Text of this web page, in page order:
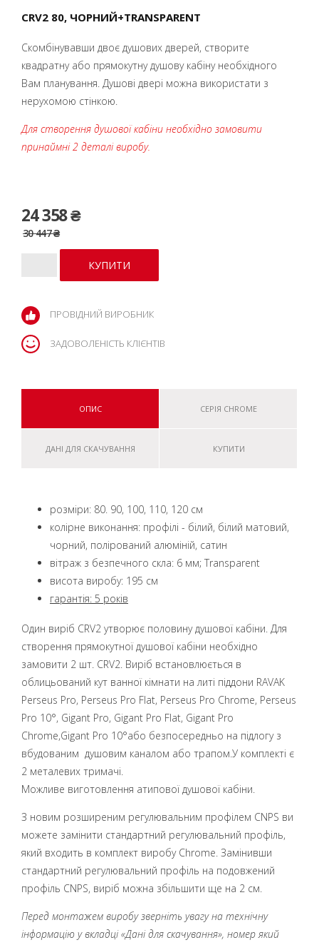
CRV2 80, ЧОРНИЙ+TRANSPARENT
Скомбінувавши двоє душових дверей, створите
квадратну або прямокутну душову кабіну необхідного
Вам планування. Душові двері можна використати з
нерухомою стінкою.
Для створення душової кабіни необхідно замовити
принаймні 2 деталі виробу.
24 358 ₴
30 447 ₴
ПРОВІДНИЙ ВИРОБНИК
ЗАДОВОЛЕНІСТЬ КЛІЄНТІВ
ОПИС СЕРІЯ CHROME
ДАНІ ДЛЯ СКАЧУВАННЯ КУПИТИ
розміри: 80. 90, 100, 110, 120 см
колірне виконання: профілі - білий, білий матовий,
чорний, полірований алюміній, сатин
вітраж з безпечного скла: 6 мм; Transparent
висота виробу: 195 см
гарантія: 5 років
Один виріб CRV2 утворює половину душової кабіни. Для
створення прямокутної душової кабіни необхідно
замовити 2 шт. CRV2. Виріб встановлюється в
облицьований кут ванної кімнати на литі піддони RAVAK
Perseus Pro, Perseus Pro Flat, Perseus Pro Chrome, Perseus
Pro 10°, Gigant Pro, Gigant Pro Flat, Gigant Pro
Chrome,Gigant Pro 10°або безпосередньо на підлогу з
вбудованим душовим каналом або трапом.У комплекті є
2 металевих тримачі.
Можливе виготовлення атипової душової кабіни.
З новим розширеним регулювальним профілем CNPS ви
можете замінити стандартний регулювальний профіль,
який входить в комплект виробу Chrome. Замінивши
стандартний регулювальний профіль на подовжений
профіль CNPS, виріб можна збільшити ще на 2 см.
Перед монтажем виробу зверніть увагу на технічну
інформацію у вкладці «Дані для скачування», номер який